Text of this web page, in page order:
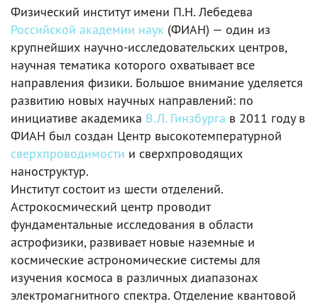
Физический институт имени П.Н. Лебедева
Российской академии наук (ФИАН) — один из
крупнейших научно-исследовательских центров,
научная тематика которого охватывает все
направления физики. Большое внимание уделяется
развитию новых научных направлений: по
инициативе академика В.Л. Гинзбурга в 2011 году в
ФИАН был создан Центр высокотемпературной
сверхпроводимости и сверхпроводящих
наноструктур.
Институт состоит из шести отделений.
Астрокосмический центр проводит
фундаментальные исследования в области
астрофизики, развивает новые наземные и
космические астрономические системы для
изучения космоса в различных диапазонах
электромагнитного спектра. Отделение квантовой